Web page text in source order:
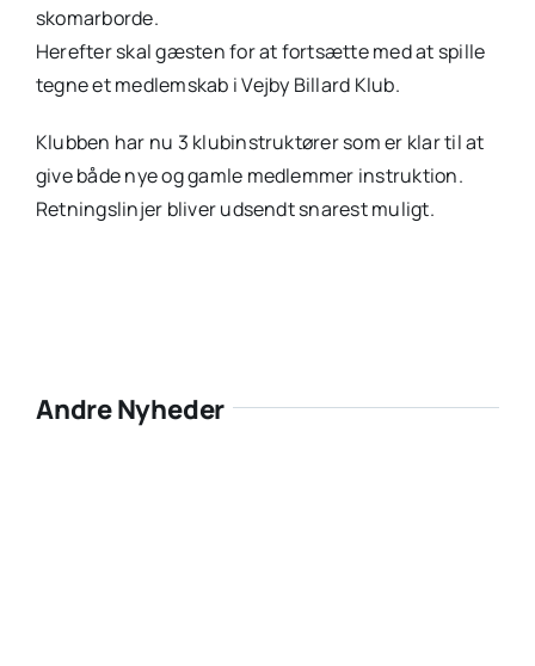
skomarborde.
Herefter skal gæsten for at fortsætte med at spille
tegne et medlemskab i Vejby Billard Klub.
Klubben har nu 3 klubinstruktører som er klar til at
give både nye og gamle medlemmer instruktion.
Retningslinjer bliver udsendt snarest muligt.
Andre Nyheder